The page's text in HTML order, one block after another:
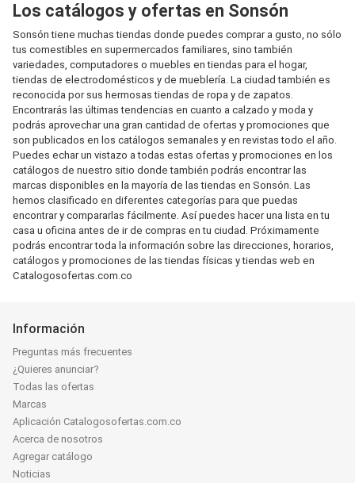
Los catálogos y ofertas en Sonsón
Sonsón tiene muchas tiendas donde puedes comprar a gusto, no sólo
tus comestibles en supermercados familiares, sino también
variedades, computadores o muebles en tiendas para el hogar,
tiendas de electrodomésticos y de mueblería. La ciudad también es
reconocida por sus hermosas tiendas de ropa y de zapatos.
Encontrarás las últimas tendencias en cuanto a calzado y moda y
podrás aprovechar una gran cantidad de ofertas y promociones que
son publicados en los catálogos semanales y en revistas todo el año.
Puedes echar un vistazo a todas estas ofertas y promociones en los
catálogos de nuestro sitio donde también podrás encontrar las
marcas disponibles en la mayoría de las tiendas en Sonsón. Las
hemos clasificado en diferentes categorías para que puedas
encontrar y compararlas fácilmente. Así puedes hacer una lista en tu
casa u oficina antes de ir de compras en tu ciudad. Próximamente
podrás encontrar toda la información sobre las direcciones, horarios,
catálogos y promociones de las tiendas físicas y tiendas web en
Catalogosofertas.com.co
Información
Preguntas más frecuentes
¿Quieres anunciar?
Todas las ofertas
Marcas
Aplicación Catalogosofertas.com.co
Acerca de nosotros
Agregar catálogo
Noticias